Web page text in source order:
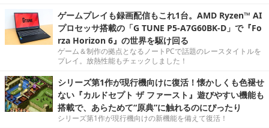
ゲームプレイも録画配信もこれ1台。AMD Ryzen™ AI
プロセッサ搭載の「G TUNE P5-A7G60BK-D」で『Fo
rza Horizon 6』の世界を駆け回る
ゲーム＆制作の拠点となるノートPCで話題のレースタイトルを
プレイ。放熱性能もチェックしました！
シリーズ第1作が現行機向けに復活！懐かしくも色褪せ
ない『カルドセプト ザ ファースト』遊びやすい機能も
搭載で、あらためて“原典”に触れるのにぴったり
シリーズ第1作が現行機向けの新機能を備えて復活！